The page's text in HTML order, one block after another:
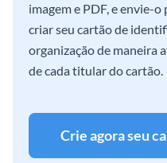
imagem e PDF, e envie-
criar seu cartão de
organização de maneira
de cada titular do cartão.
Crie agora seu